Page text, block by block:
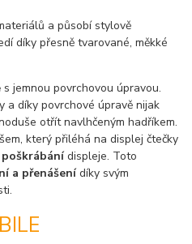
a působí stylově
díky přesně tvarované, měkké
s jemnou povrchovou úpravou.
a díky povrchové úpravě nijak
otřít navlhčeným hadříkem.
který přiléhá na displej čtečky
displeje. Toto
a přenášenídíky svým